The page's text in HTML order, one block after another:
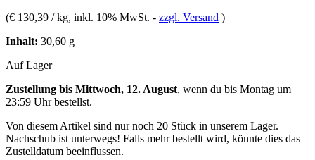
(€ 130,39 / kg, inkl. 10% MwSt. - zzgl. Versand )
Inhalt: 30,60 g
Auf Lager
Zustellung bis Mittwoch, 12. August, wenn du bis Montag um
23:59 Uhrbestellst.
Von diesem Artikel sind nur noch 20 Stück in unserem Lager.
Nachschub ist unterwegs! Falls mehr bestellt wird, könnte dies das
Zustelldatum beeinflussen.